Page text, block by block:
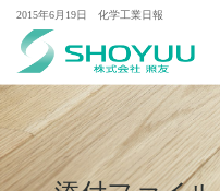
2015年6月19日 化学工業日報